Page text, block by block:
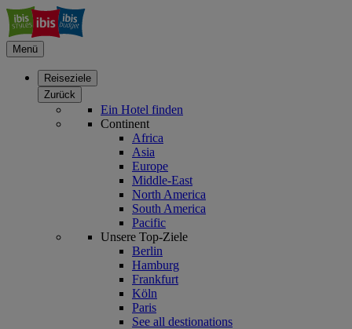
Menü
Reiseziele
Zurück
Ein Hotel finden
Continent
Africa
Asia
Europe
Middle-East
North America
South America
Pacific
Unsere Top-Ziele
Berlin
Hamburg
Frankfurt
Köln
Paris
See all destionations